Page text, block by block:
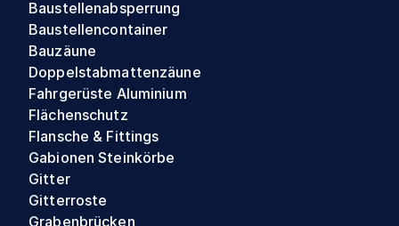
Baustellenabsperrung
Baustellencontainer
Bauzäune
Doppelstabmattenzäune
Fahrgerüste Aluminium
Flächenschutz
Flansche & Fittings
Gabionen Steinkörbe
Gitter
Gitterroste
Grabenbrücken